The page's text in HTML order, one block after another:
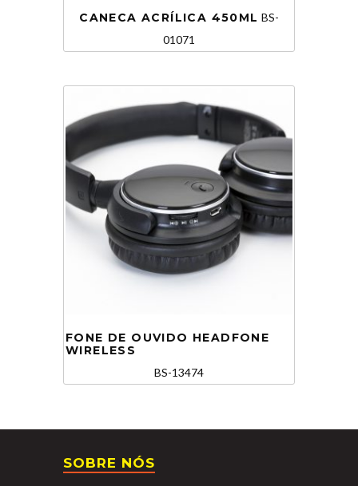
CANECA ACRÍLICA 450ML BS-
01071
FONE DE OUVIDO HEADFONE
WIRELESS
BS-13474
SOBRE NÓS